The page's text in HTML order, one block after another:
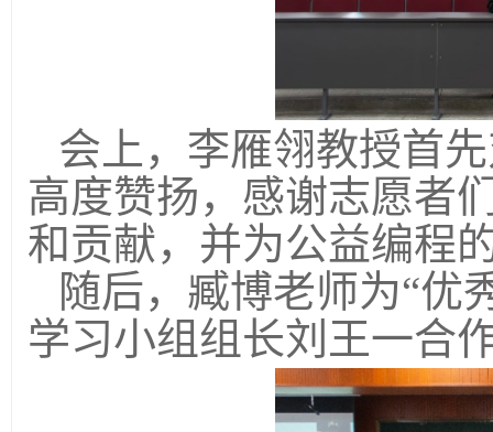
会上，李雁翎教授首
高度赞扬，感谢志愿者
和贡献， 并为公益编程
随后， 臧博老师为“优
学习小组组长刘王一合